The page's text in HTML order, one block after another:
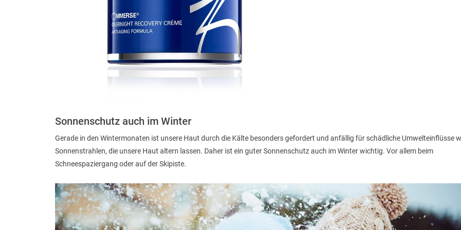
Sonnenschutz auch im Winter
Gerade in den Wintermonaten ist unsere Haut durch die Kälte besonders gefordert und anfällig für schädliche Umwelteinflüsse
Sonnenstrahlen, die unsere Haut altern lassen. Daher ist ein guter Sonnenschutz auch im Winter wichtig. Vor allem beim
Schneespaziergang oder auf der Skipiste.